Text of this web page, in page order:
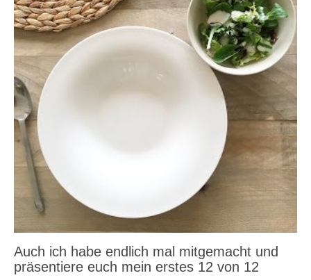
Auch ich habe endlich mal mitgemacht und
präsentiere euch mein erstes 12 von 12